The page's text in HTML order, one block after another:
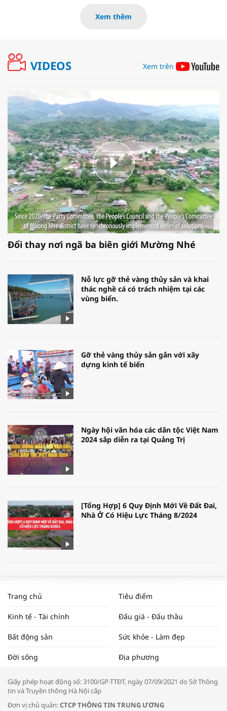
Xem thêm
VIDEOS Xem trên
Đổi thay nơi ngã ba biên giới Mường Nhé
Nỗ lực gỡ thẻ vàng thủy sản và khai
thác nghề cá có trách nhiệm tại các
vùng biển.
Gỡ thẻ vàng thủy sản gắn với xây
dựng kinh tế biển
Ngày hội văn hóa các dân tộc Việt Nam
2024 sắp diễn ra tại Quảng Trị
[Tổng Hợp] 6 Quy Định Mới Về Đất Đai,
Nhà Ở Có Hiệu Lực Tháng 8/2024
NAM NĂM 2024 VÀ NĂM 2025 | NHỊP
ĐẬP THỊ TRƯỜNG #62
Tọa đàm “Xúc tiến thương mại: Khơi
Trang chủ Tiêu điểm
Kinh tế - Tài chính Đấu giá - Đấu thầu
Bất động sản Sức khỏe - Làm đẹp
Đời sống Địa phương
Giấy phép hoạt động số: 3100/GP-TTĐT, ngày 07/09/2021 do Sở Thông
tin và Truyền thông Hà Nội cấp
Đơn vị chủ quản:CTCP THÔNG TIN TRUNG ƯƠNG